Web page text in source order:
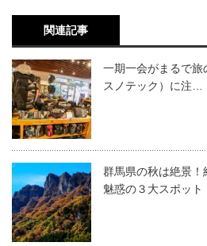
関連記事
一期一会がまるで旅
スノテック）に注…
群馬県の秋は絶景！
魅惑の３大スポット